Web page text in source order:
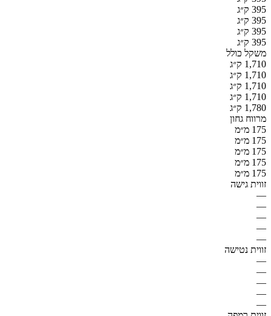
395 ק״ג
395 ק״ג
395 ק״ג
395 ק״ג
משקל כולל
1,710 ק״ג
1,710 ק״ג
1,710 ק״ג
1,710 ק״ג
1,780 ק״ג
מרווח גחון
175 מ״מ
175 מ״מ
175 מ״מ
175 מ״מ
175 מ״מ
זווית גישה
—
—
—
—
—
זווית נטישה
—
—
—
—
—